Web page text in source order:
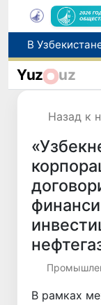
Yuz uz
Назад к
В рамках